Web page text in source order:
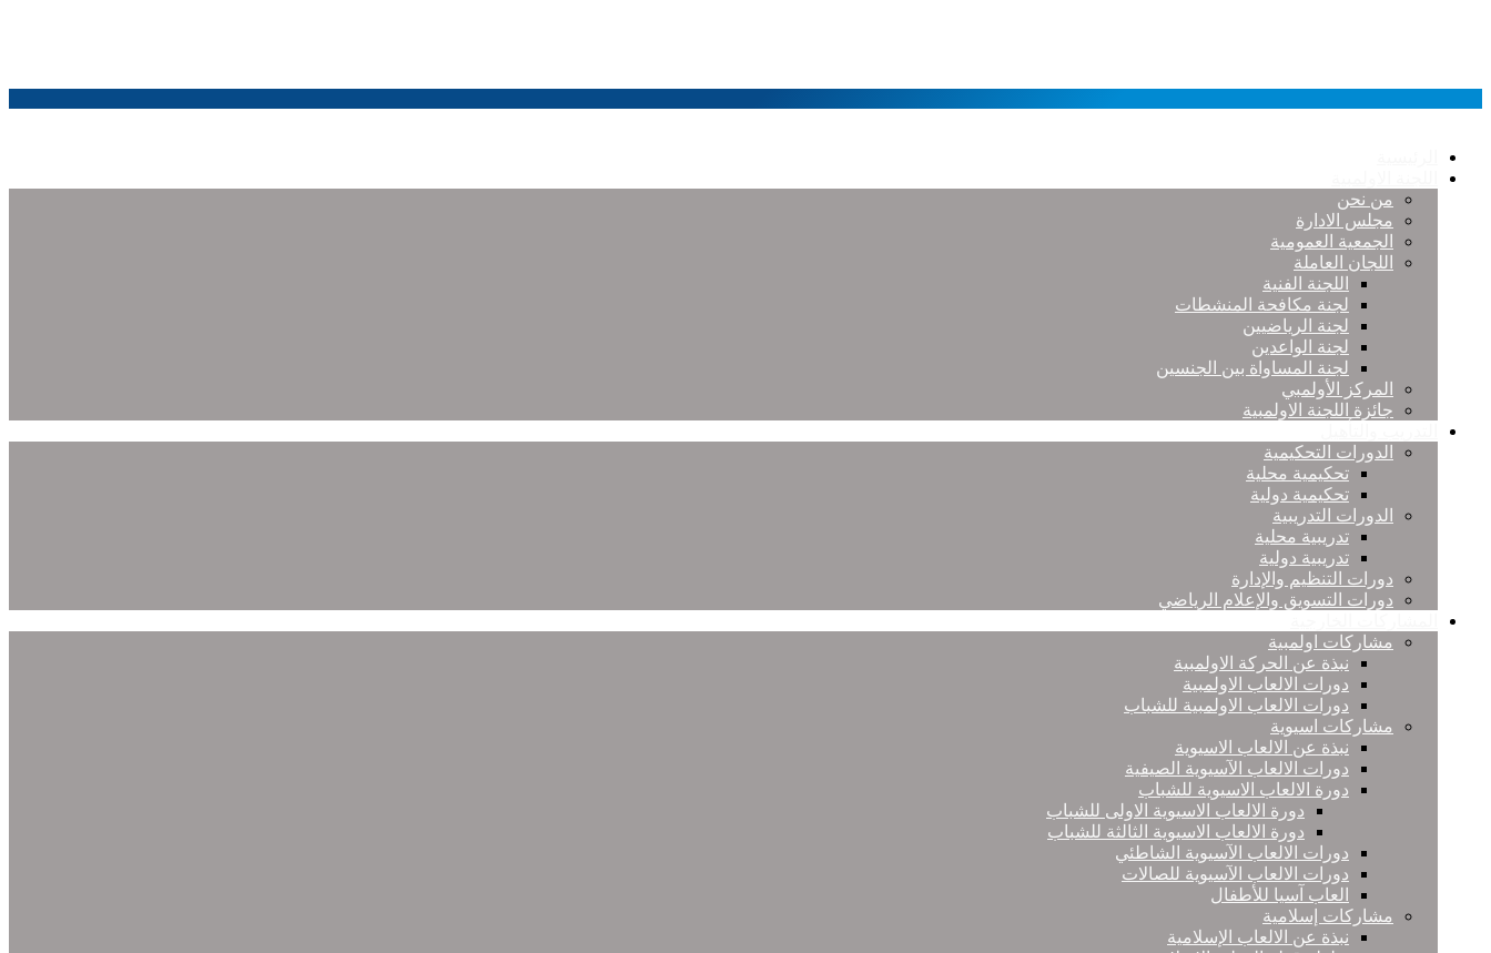
من نحن
مجلس الادارة
الجمعية العمومية
اللجان العاملة
اللجنة الفنية
لجنة مكافحة المنشطات
لجنة الرياضيين
لجنة الواعدين
لجنة المساواة بين الجنسين
المركز الأولمبي
جائزة اللجنة الاولمبية
الدورات التحكيمية
تحكيمية محلية
تحكيمية دولية
الدورات التدريبية
تدريبية محلية
تدريبية دولية
دورات التنظيم والإدارة
دورات التسويق والإعلام الرياضي
مشاركات اولمبية
نبذة عن الحركة الاولمبية
دورات الالعاب الاولمبية
دورات الالعاب الاولمبية للشباب
مشاركات اسيوية
نبذة عن الالعاب الاسيوية
دورات الالعاب الآسيوية الصيفية
دورة الالعاب الاسيوية للشباب
دورة الالعاب الاسيوية الاولى للشباب
دورة الالعاب الاسيوية الثالثة للشباب
دورات الالعاب الآسيوية الشاطئي
دورات الالعاب الآسيوية للصالات
العاب آسيا للأطفال
مشاركات إسلامية
نبذة عن الالعاب الإسلامية